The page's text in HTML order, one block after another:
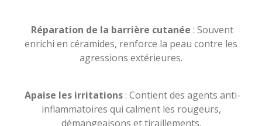
Réparation de la barrière cutanée : Souvent
enrichi en céramides, renforce la peau contre les
agressions extérieures.
Apaise les irritations: Contient des agents anti-
inflammatoires qui calment les rougeurs,
démangeaisons et tiraillements.